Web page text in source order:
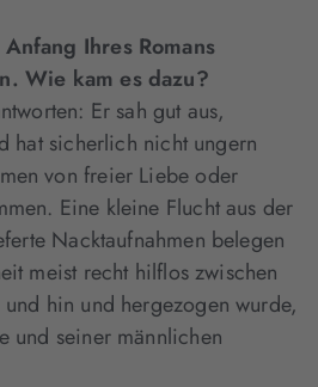
Ihres Romans
Wie kam es dazu?
Er sah gut aus,
hat sicherlich nicht ungern
von freier Liebe oder
Eine kleine Flucht aus der
Nacktaufnahmen belegen
meist recht hilflos zwischen
hin und hergezogen wurde,
und seiner männlichen